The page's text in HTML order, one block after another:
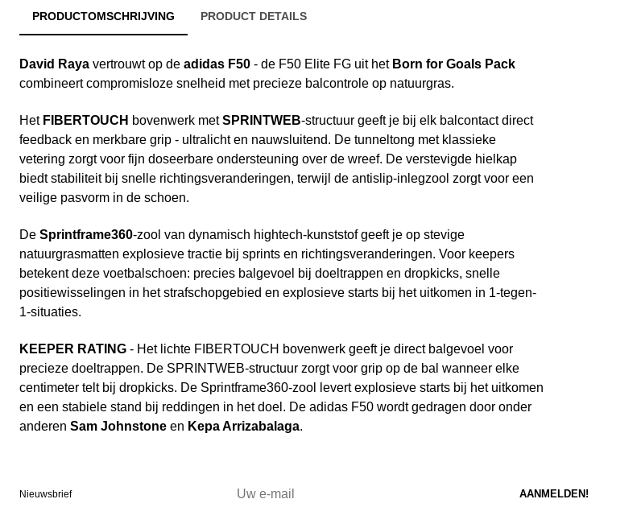
PRODUCTOMSCHRIJVING PRODUCT DETAILS
David Raya vertrouwt op de adidas F50 - de F50 Elite FG uit het Born for Goals Pack
combineert compromisloze snelheid met precieze balcontrole op natuurgras.
Het FIBERTOUCH bovenwerk metSPRINTWEB-structuur geeft je bij elk balcontact direct
feedback en merkbare grip - ultralicht en nauwsluitend. De tunneltong met klassieke
vetering zorgt voor fijn doseerbare ondersteuning over de wreef. De verstevigde hielkap
biedt stabiliteit bij snelle richtingsveranderingen, terwijl de antislip-inlegzool zorgt voor een
veilige pasvorm in de schoen.
De Sprintframe360-zool van dynamisch hightech-kunststof geeft je op stevige
natuurgrasmatten explosieve tractie bij sprints en richtingsveranderingen. Voor keepers
betekent deze voetbalschoen: precies balgevoel bij doeltrappen en dropkicks, snelle
positiewisselingen in het strafschopgebied en explosieve starts bij het uitkomen in 1-tegen-
1-situaties.
KEEPER RATING - Het lichte FIBERTOUCH bovenwerk geeft je direct balgevoel voor
precieze doeltrappen. De SPRINTWEB-structuur zorgt voor grip op de bal wanneer elke
centimeter telt bij dropkicks. De Sprintframe360-zool levert explosieve starts bij het uitkomen
en een stabiele stand bij reddingen in het doel. De adidas F50 wordt gedragen door onder
anderen Sam Johnstone en Kepa Arrizabalaga.
Nieuwsbrief